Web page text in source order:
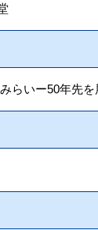
らいー50年先